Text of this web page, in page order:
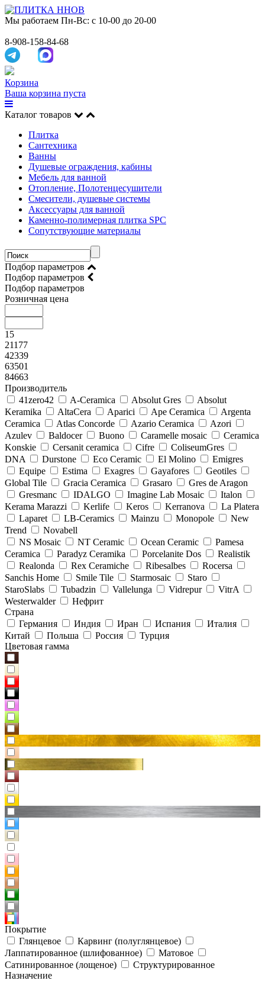
Мы работаем Пн-Вс: с 10-00 до 20-00
8-908-158-84-68
Корзина
Ваша корзина пуста
Каталог товаров
Плитка
Сантехника
Ванны
Душевые ограждения, кабины
Мебель для ванной
Отопление, Полотенцесушители
Смесители, душевые системы
Аксессуары для ванной
Каменно-полимерная плитка SPC
Сопутствующие материалы
Подбор параметров
Подбор параметров
Подбор параметров
Розничная цена
15
21177
42339
63501
84663
Производитель
41zero42
A-Ceramica Absolut Gres
Absolut
Keramika
AltaCera Aparici Ape Ceramica
Argenta
Ceramica
Atlas Concorde Azario Ceramica
Azori
Azulev
Baldocer Buono Caramelle mosaic
Ceramica
Konskie
Cersanit ceramica Cifre
ColiseumGres
DNA
Durstone Eco Ceramic El Molino
Emigres
Equipe
Estima Exagres Gayafores
Geotiles
Global Tile
Gracia Ceramica Grasaro
Gres de Aragon
Gresmanc
IDALGO Imagine Lab Mosaic
Italon
Kerama Marazzi
Kerlife Keros Kerranova
La Platera
Laparet
LB-Ceramics Mainzu Monopole
New
Trend
Novabell
NS Mosaic
NT Ceramic Ocean Ceramic
Pamesa
Ceramica
Paradyz Сeramika Porcelanite Dos
Realistik
Realonda
Rex Ceramiche Ribesalbes
Rocersa
Sanchis Home
Smile Tile Starmosaic
Staro
StaroSlabs
Tubadzin Vallelunga Vidrepur
VitrA
Westerwalder
Нефрит
Страна
Германия
Индия Иран Испания
Италия
Китай
Польша Россия
Турция
Цветовая гамма
Покрытие
Глянцевое
Карвинг (полуглянцевое)
Лаппатированное (шлифованное)
Матовое
Сатинированное (лощеное)
Структурированное
Назначение